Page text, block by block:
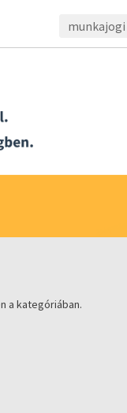
a kategóriában.